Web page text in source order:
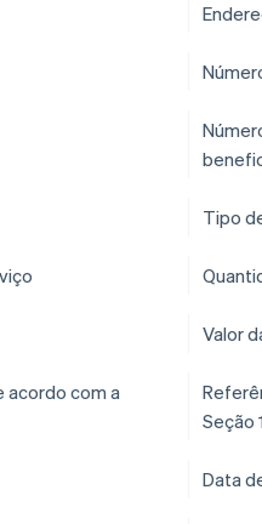
Tipo
Valor
acordo com a
Seção
Data